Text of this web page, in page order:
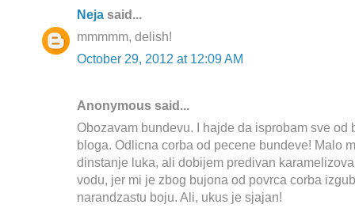
Neja said...
mmmmm, delish!
October 29, 2012 at 12:09 AM
Anonymous said...
Obozavam bundevu. I hajde da isprobam sve od
bloga. Odlicna corba od pecene bundeve! Malo
dinstanje luka, ali dobijem predivan
vodu, jer mi je zbog bujona od povrca corba
narandzastu boju. Ali, ukus je sjajan!